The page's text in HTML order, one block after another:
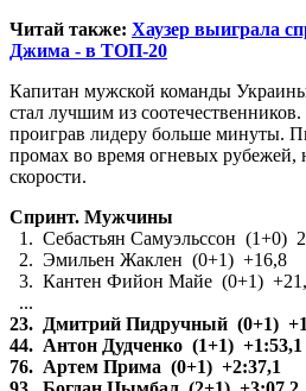
Читай также: Хаузер выиграла
Джима - в ТОП-20
Капитан мужской команды
стал лучшим из соотечественников.
проиграв лидеру больше минуты.
промах во время огневых рубежей,
скорости.
Спринт. Мужчины
1. Себастьян Самуэльссон (1+0)
2. Эмильен Жаклен (0+1) +16,8
3. Кантен Фийон Майе (0+1)
...
23. Дмитрий Пидручный (0+1)
44. Антон Дудченко (1+1) +1:53,1
76. Артем Прима (0+1) +2:37,1